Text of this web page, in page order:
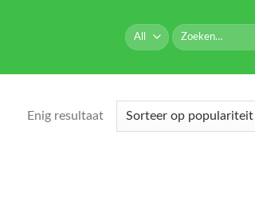
Zoeken
naar:
Enig resultaat